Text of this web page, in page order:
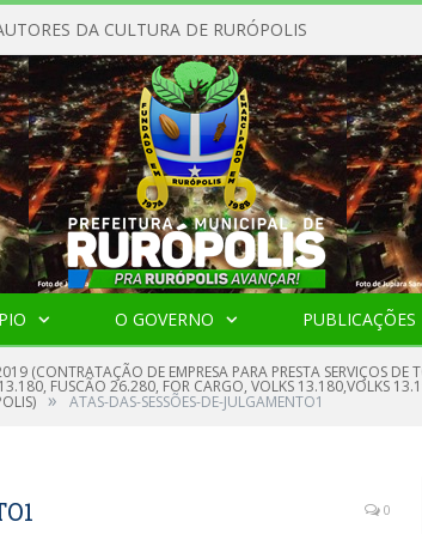
DA CULTURA DE RURÓPOLIS
O GOVERNO PUBLICAÇÕES
(CONTRATAÇÃO DE EMPRESA PARA PRESTA SERVIÇOS
FUSCÃO 26.280, FOR CARGO, VOLKS 13.180,VOLKS
» ATAS-DAS-SESSÕES-DE-JULGAMENTO1
0